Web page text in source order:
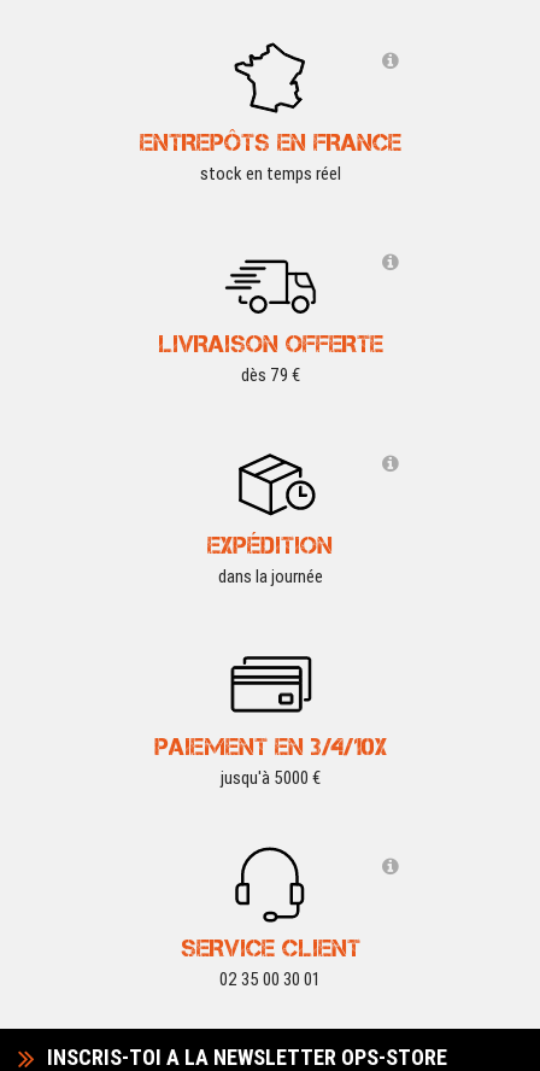
ENTREPÔTS EN FRANCE
stock en temps réel
LIVRAISON OFFERTE
dès 79 €
EXPÉDITION
dans la journée
PAIEMENT EN 3/4/10X
jusqu'à 5000 €
SERVICE CLIENT
02 35 00 30 01
INSCRIS-TOI A LA NEWSLETTER OPS-STORE